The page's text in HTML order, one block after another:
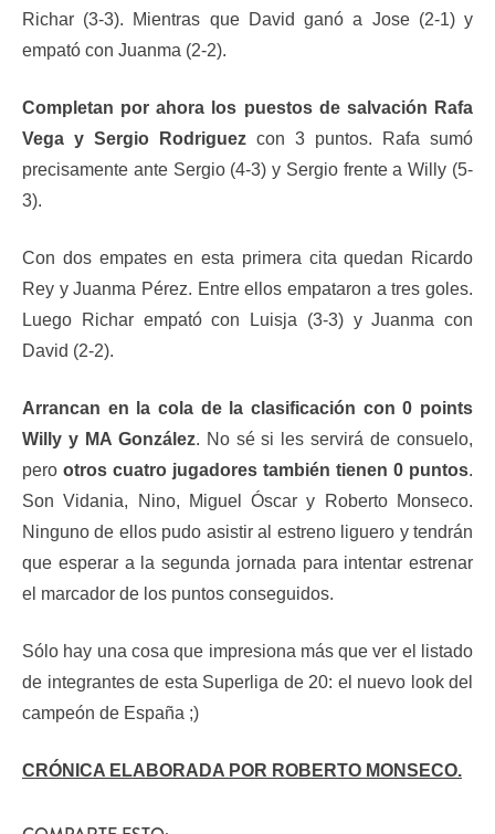
Richar (3-3). Mientras que David ganó a Jose (2-1) y
empató con Juanma (2-2).
Completan por ahora los puestos de salvación Rafa
Vega y Sergio Rodriguez con 3 puntos. Rafa sumó
precisamente ante Sergio (4-3) y Sergio frente a Willy (5-
3).
Con dos empates en esta primera cita quedan Ricardo
Rey y Juanma Pérez. Entre ellos empataron a tres goles.
Luego Richar empató con Luisja (3-3) y Juanma con
David (2-2).
Arrancan en la cola de la clasificación con 0 points
Willy y MA González. No sé si les servirá de consuelo,
pero otros cuatro jugadores también tienen 0 puntos.
Son Vidania, Nino, Miguel Óscar y Roberto Monseco.
Ninguno de ellos pudo asistir al estreno liguero y tendrán
que esperar a la segunda jornada para intentar estrenar
el marcador de los puntos conseguidos.
Sólo hay una cosa que impresiona más que ver el listado
de integrantes de esta Superliga de 20: el nuevo look del
campeón de España ;)
CRÓNICA ELABORADA POR ROBERTO MONSECO.